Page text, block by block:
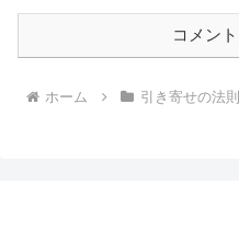
コメン
ホーム 引き寄せの法則